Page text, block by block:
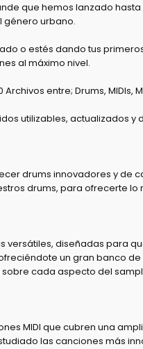
que hemos lanzado
género urbano.
o estés dando tus primeros
al máximo nivel.
Archivos entre; Drums,
utilizables, actualizados y
drums innovadores y de
drums, para ofrecerte
versátiles, diseñadas para
un gran banco
cada aspecto del
MIDI que cubren una
las canciones más